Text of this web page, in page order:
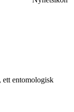
ett entomologisk